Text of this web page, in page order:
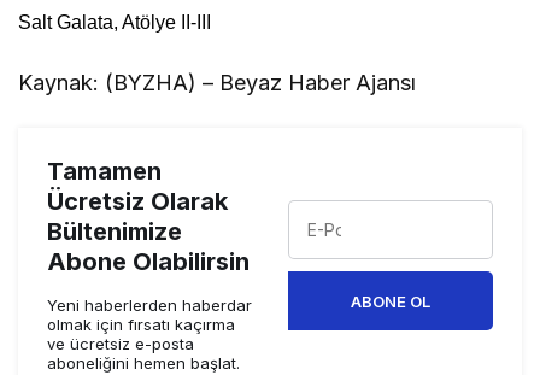
Salt Galata, Atölye II-III
Kaynak: (BYZHA) – Beyaz Haber Ajansı
Tamamen
Ücretsiz Olarak
Bültenimize
Abone Olabilirsin
Yeni haberlerden haberdar
olmak için fırsatı kaçırma
ve ücretsiz e-posta
aboneliğini hemen başlat.
ABONE OL